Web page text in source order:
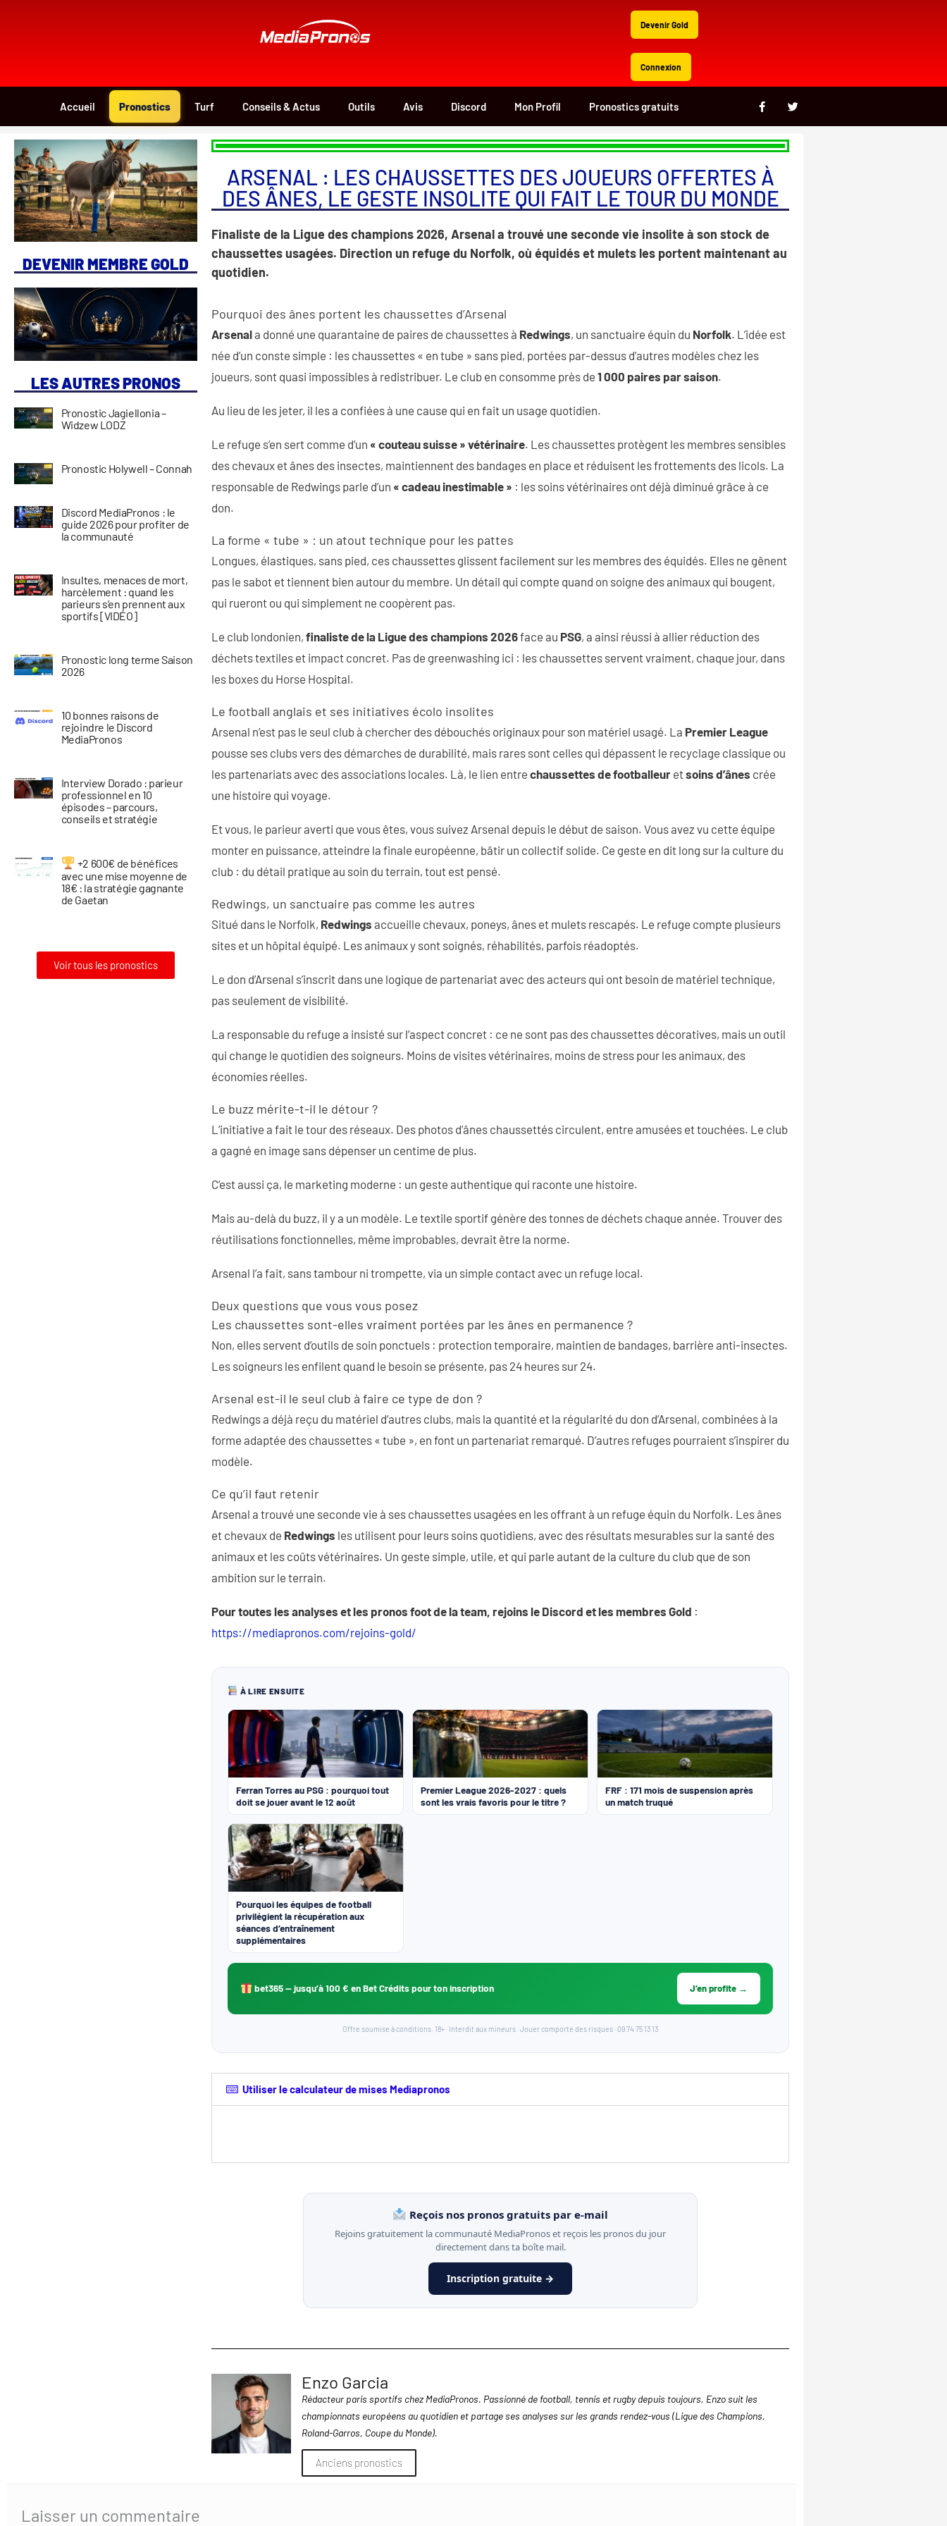
Devenir Gold
Connexion
Accueil Pronostics Turf Conseils & Actus Outils Avis Discord Mon Profil Pronostics gratuits
F
a
b
o
o
k
-
f
T
w
DEVENIR MEMBRE GOLD
LES AUTRES PRONOS
Pronostic Jagiellonia –
Widzew LODZ
Pronostic Holywell – Connah
Discord MediaPronos : le
guide 2026 pour profiter de
la communauté
Insultes, menaces de mort,
harcèlement : quand les
parieurs s’en prennent aux
sportifs [VIDÉO]
Pronostic long terme Saison
2026
10 bonnes raisons de
rejoindre le Discord
MediaPronos
Interview Dorado : parieur
professionnel en 10
épisodes – parcours,
conseils et stratégie
+2 600€ de bénéfices
avec une mise moyenne de
18€ : la stratégie gagnante
de Gaetan
Voir tous les pronostics
ARSENAL : LES CHAUSSETTES DES JOUEURS OFFERTES À
DES ÂNES, LE GESTE INSOLITE QUI FAIT LE TOUR DU MONDE
Finaliste de la Ligue des champions 2026, Arsenal a trouvé une seconde vie insolite à son stock de
chaussettes usagées. Direction un refuge du Norfolk, où équidés et mulets les portent maintenant au
quotidien.
Pourquoi des ânes portent les chaussettes d’Arsenal
Arsenala donné une quarantaine de paires de chaussettes à Redwings, un sanctuaire équin du Norfolk. L’idée est
née d’un conste simple : les chaussettes « en tube » sans pied, portées par-dessus d’autres modèles chez les
joueurs, sont quasi impossibles à redistribuer. Le club en consomme près de 1 000 paires par saison.
Au lieu de les jeter, il les a confiées à une cause qui en fait un usage quotidien.
Le refuge s’en sert comme d’un « couteau suisse » vétérinaire. Les chaussettes protègent les membres sensibles
des chevaux et ânes des insectes, maintiennent des bandages en place et réduisent les frottements des licols. La
responsable de Redwings parle d’un « cadeau inestimable » : les soins vétérinaires ont déjà diminué grâce à ce
don.
La forme « tube » : un atout technique pour les pattes
Longues, élastiques, sans pied, ces chaussettes glissent facilement sur les membres des équidés. Elles ne gênent
pas le sabot et tiennent bien autour du membre. Un détail qui compte quand on soigne des animaux qui bougent,
qui rueront ou qui simplement ne coopèrent pas.
Le club londonien, finaliste de la Ligue des champions 2026face au PSG, a ainsi réussi à allier réduction des
déchets textiles et impact concret. Pas de greenwashing ici : les chaussettes servent vraiment, chaque jour, dans
les boxes du Horse Hospital.
Le football anglais et ses initiatives écolo insolites
Arsenal n’est pas le seul club à chercher des débouchés originaux pour son matériel usagé. La Premier League
pousse ses clubs vers des démarches de durabilité, mais rares sont celles qui dépassent le recyclage classique ou
les partenariats avec des associations locales. Là, le lien entre chaussettes de footballeur etsoins d’ânes crée
une histoire qui voyage.
Et vous, le parieur averti que vous êtes, vous suivez Arsenal depuis le début de saison. Vous avez vu cette équipe
monter en puissance, atteindre la finale européenne, bâtir un collectif solide. Ce geste en dit long sur la culture du
club : du détail pratique au soin du terrain, tout est pensé.
Redwings, un sanctuaire pas comme les autres
Situé dans le Norfolk, Redwings accueille chevaux, poneys, ânes et mulets rescapés. Le refuge compte plusieurs
sites et un hôpital équipé. Les animaux y sont soignés, réhabilités, parfois réadoptés.
Le don d’Arsenal s’inscrit dans une logique de partenariat avec des acteurs qui ont besoin de matériel technique,
pas seulement de visibilité.
La responsable du refuge a insisté sur l’aspect concret : ce ne sont pas des chaussettes décoratives, mais un outil
qui change le quotidien des soigneurs. Moins de visites vétérinaires, moins de stress pour les animaux, des
économies réelles.
Le buzz mérite-t-il le détour ?
L’initiative a fait le tour des réseaux. Des photos d’ânes chaussettés circulent, entre amusées et touchées. Le club
a gagné en image sans dépenser un centime de plus.
C’est aussi ça, le marketing moderne : un geste authentique qui raconte une histoire.
Mais au-delà du buzz, il y a un modèle. Le textile sportif génère des tonnes de déchets chaque année. Trouver des
réutilisations fonctionnelles, même improbables, devrait être la norme.
Arsenal l’a fait, sans tambour ni trompette, via un simple contact avec un refuge local.
Deux questions que vous vous posez
Les chaussettes sont-elles vraiment portées par les ânes en permanence ?
Non, elles servent d’outils de soin ponctuels : protection temporaire, maintien de bandages, barrière anti-insectes.
Les soigneurs les enfilent quand le besoin se présente, pas 24 heures sur 24.
Arsenal est-il le seul club à faire ce type de don ?
Redwings a déjà reçu du matériel d’autres clubs, mais la quantité et la régularité du don d’Arsenal, combinées à la
forme adaptée des chaussettes « tube », en font un partenariat remarqué. D’autres refuges pourraient s’inspirer du
modèle.
Ce qu’il faut retenir
Arsenal a trouvé une seconde vie à ses chaussettes usagées en les offrant à un refuge équin du Norfolk. Les ânes
et chevaux de Redwings les utilisent pour leurs soins quotidiens, avec des résultats mesurables sur la santé des
animaux et les coûts vétérinaires. Un geste simple, utile, et qui parle autant de la culture du club que de son
ambition sur le terrain.
Pour toutes les analyses et les pronos foot de la team, rejoins le Discord et les membres Gold :
https://mediapronos.com/rejoins-gold/
À LIRE ENSUITE
Ferran Torres au PSG : pourquoi tout
doit se jouer avant le 12 août
Premier League 2026-2027 : quels
sont les vrais favoris pour le titre ?
FRF : 171 mois de suspension après
un match truqué
Pourquoi les équipes de football
privilégient la récupération aux
séances d’entraînement
supplémentaires
bet365— jusqu’à 100 € en Bet Crédits pour ton inscription J’en profite →
Offre soumise à conditions. 18+ · Interdit aux mineurs · Jouer comporte des risques · 09 74 75 13 13
Utiliser le calculateur de mises Mediapronos
Reçois nos pronos gratuits par e-mail
Rejoins gratuitement la communauté MediaPronos et reçois les pronos du jour
directement dans ta boîte mail.
Inscription gratuite →
Enzo Garcia
Rédacteur paris sportifs chez MediaPronos. Passionné de football, tennis et rugby depuis toujours, Enzo suit les
championnats européens au quotidien et partage ses analyses sur les grands rendez-vous (Ligue des Champions,
Roland-Garros, Coupe du Monde).
Anciens pronostics
Laisser un commentaire